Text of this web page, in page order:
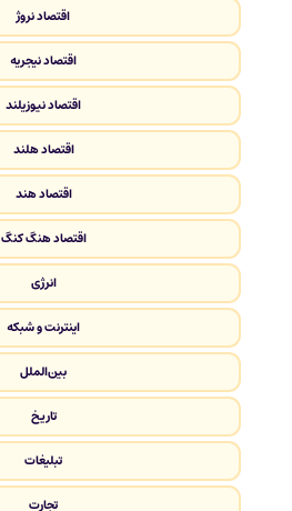
اقتصاد نروژ
اقتصاد نیجریه
اقتصاد نیوزیلند
اقتصاد هلند
اقتصاد هند
اقتصاد هنگ کنگ
انرژی
اینترنت و شبکه
بین‌الملل
تاریخ
تبلیغات
تجارت